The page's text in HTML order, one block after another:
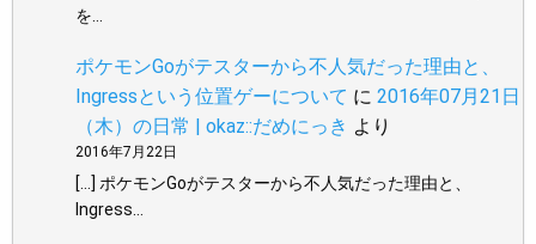
を…
ポケモンGoがテスターから不人気だった理由と、
Ingressという位置ゲーについて に 2016年07月21日
（木）の日常 | okaz::だめにっき より
2016年7月22日
[…] ポケモンGoがテスターから不人気だった理由と、
Ingress…